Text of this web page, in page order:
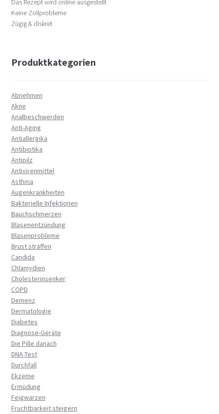
Das Rezept wird online ausgestellt
Keine Zollprobleme
Zügig & diskret
Produktkategorien
Abnehmen
Akne
Analbeschwerden
Anti-Aging
Antiallergika
Antibiotika
Antipilz
Antivirenmittel
Asthma
Augenkrankheiten
Bakterielle Infektionen
Bauchschmerzen
Blasenentzündung
Blasenprobleme
Brust straffen
Candida
Chlamydien
Cholesterinsenker
COPD
Demenz
Dermatologie
Diabetes
Diagnose-Geräte
Die Pille danach
DNA-Test
Durchfall
Ekzeme
Ermüdung
Feigwarzen
Fruchtbarkeit steigern